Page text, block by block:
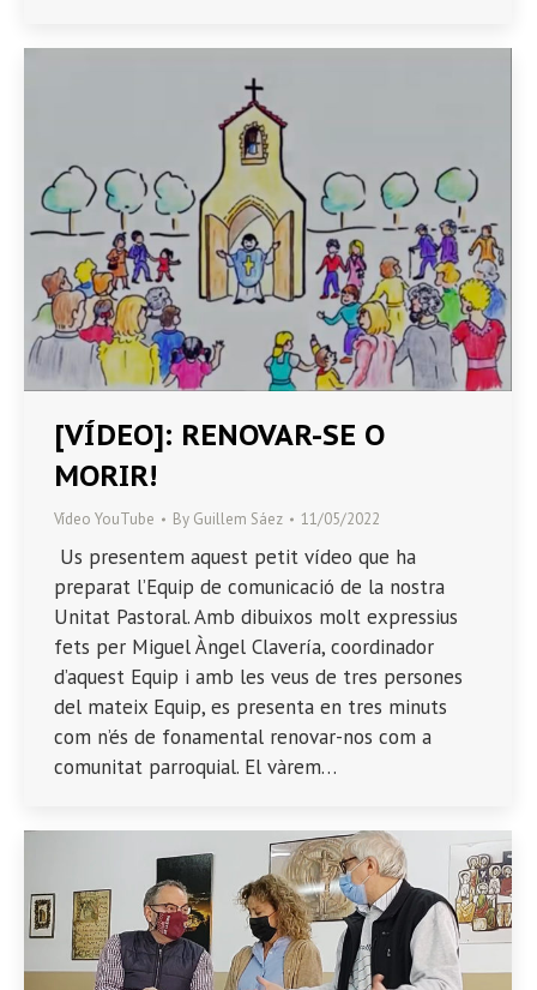
[VÍDEO]: RENOVAR-SE O
MORIR!
Vídeo YouTube By Guillem Sáez 11/05/2022
Us presentem aquest petit vídeo que ha
preparat l’Equip de comunicació de la nostra
Unitat Pastoral. Amb dibuixos molt expressius
fets per Miguel Àngel Clavería, coordinador
d’aquest Equip i amb les veus de tres persones
del mateix Equip, es presenta en tres minuts
com n’és de fonamental renovar-nos com a
comunitat parroquial. El vàrem…